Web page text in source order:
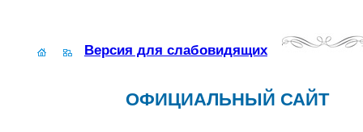
Версия для слабовидящих
ОФИЦИАЛЬНЫЙ САЙТ